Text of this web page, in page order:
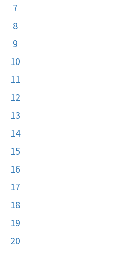
7
8
9
10
11
12
13
14
15
16
17
18
19
20